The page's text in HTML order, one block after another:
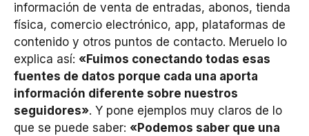
información de venta de entradas, abonos, tienda
física, comercio electrónico, app, plataformas de
contenido y otros puntos de contacto. Meruelo lo
explica así: «Fuimos conectando todas esas
fuentes de datos porque cada una aporta
información diferente sobre nuestros
seguidores». Y pone ejemplos muy claros de lo
que se puede saber: «Podemos saber que una